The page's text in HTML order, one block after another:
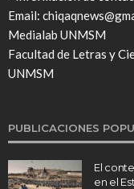
Email:
Medialab UNMSM
Facultad de Letras y
UNMSM
PUBLICACIONES
El
en el